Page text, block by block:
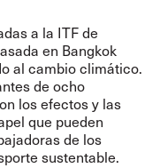
a la ITF de
en Bangkok
al cambio climático.
de ocho
los efectos y las
que pueden
de los
sustentable.